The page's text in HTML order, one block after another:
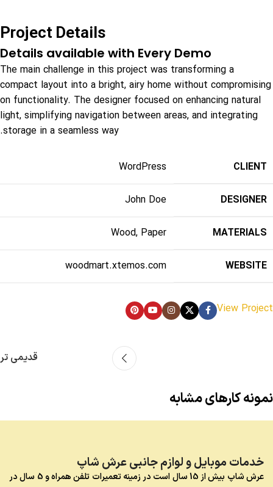
Project Details
Details available with Every Demo
The main challenge in this project was transforming a
compact layout into a bright, airy home without compromising
on functionality. The designer focused on enhancing natural
light, simplifying navigation between areas, and integrating
storage in a seamless way.
CLIENT
WordPress
DESIGNER
John Doe
MATERIALS
Wood, Paper
WEBSITE
woodmart.xtemos.com
View Project
قدیمی تر
نمونه کارهای مشابه
Digital Dress Code: How Social Media Shapes
Your Wardrobe
خدمات موبایل و لوازم جانبی عرش شاپ
عرش شاپ بیش از 15 سال است در زمینه تعمیرات تلفن همراه و 5 سال در